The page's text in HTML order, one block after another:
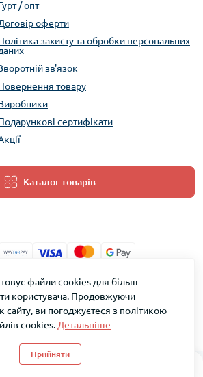
0
/ опт
оферти
захисту та обробки персональних
зв'язок
товару
сертифікати
Каталог товарів
ТМ Скарб © 2026
файли cookies для більш
користувача. Продовжуючи
сайту, ви погоджуєтеся з політикою
cookies. Детальніше
Прийняти